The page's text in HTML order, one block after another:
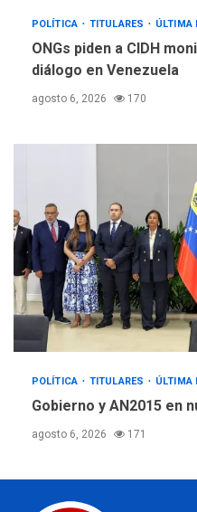
POLÍTICA TITULARES ÚLTIMA
ONGs piden a CIDH
diálogo en Venezuela
agosto 6, 2026 170
POLÍTICA TITULARES ÚLTIMA
Gobierno y AN2015 en
agosto 6, 2026 171